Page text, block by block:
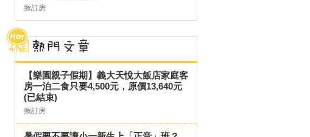
揪訂房
【樂園親子假期】義大天悅大飯店家庭客
房一泊二食只要4,500元，原價13,640元
(已結束)
揪訂房